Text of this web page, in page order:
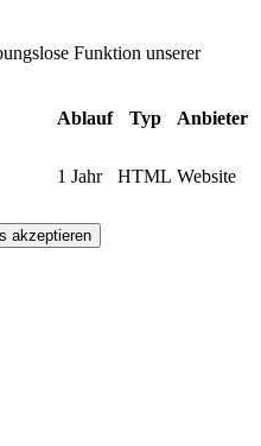
Funktion unserer
Ablauf Typ Anbieter
1 Jahr HTML Website
akzeptieren